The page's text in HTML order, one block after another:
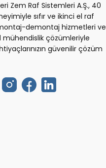
Zem Raf Sistemleri A.Ş., 40
sıfır ve ikinci el raf
demontaj hizmetleri ve
mühendislik çözümleriyle
güvenilir çözüm